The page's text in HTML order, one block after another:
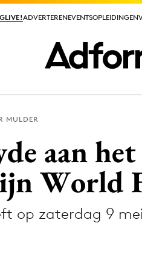
ADVERTERENEVENTSOPLEIDINGEN
ADVERTERENEVENTSOPLEIDINGEN
MULDER
aan
World
op zaterdag 9